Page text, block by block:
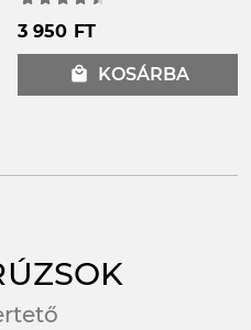
3 950 FT
local_mall KOSÁRBA